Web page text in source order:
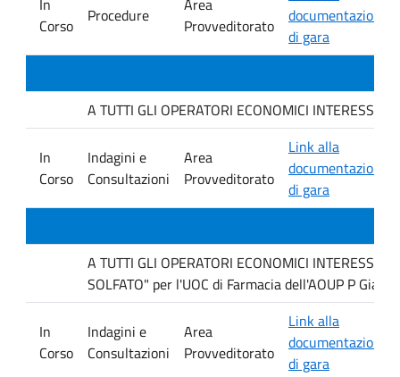
Corso
Procedure
Provveditorato
documentazione
di gara
A TUTTI GLI OPERATORI ECONOMICI
In
Corso
Indagini e
Consultazioni
Area
Provveditorato
Link alla
documentazione
di gara
A TUTTI GLI OPERATORI ECONOMICI
SOLFATO" per l'UOC di Farmacia dell'AOUP P
In
Corso
Indagini e
Consultazioni
Area
Provveditorato
Link alla
documentazione
di gara